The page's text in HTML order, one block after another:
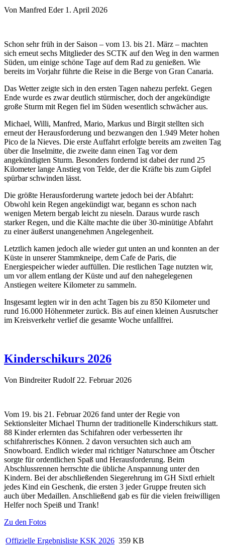
Von Manfred Eder 1. April 2026
Schon sehr früh in der Saison – vom 13. bis 21. März – machten
sich erneut sechs Mitglieder des SCTK auf den Weg in den warmen
Süden, um einige schöne Tage auf dem Rad zu genießen. Wie
bereits im Vorjahr führte die Reise in die Berge von Gran Canaria.
Das Wetter zeigte sich in den ersten Tagen nahezu perfekt. Gegen
Ende wurde es zwar deutlich stürmischer, doch der angekündigte
große Sturm mit Regen fiel im Süden wesentlich schwächer aus.
Michael, Willi, Manfred, Mario, Markus und Birgit stellten sich
erneut der Herausforderung und bezwangen den 1.949 Meter hohen
Pico de la Nieves. Die erste Auffahrt erfolgte bereits am zweiten Tag
über die Inselmitte, die zweite dann einen Tag vor dem
angekündigten Sturm. Besonders fordernd ist dabei der rund 25
Kilometer lange Anstieg von Telde, der die Kräfte bis zum Gipfel
spürbar schwinden lässt.
Die größte Herausforderung wartete jedoch bei der Abfahrt:
Obwohl kein Regen angekündigt war, begann es schon nach
wenigen Metern bergab leicht zu nieseln. Daraus wurde rasch
starker Regen, und die Kälte machte die über 30-minütige Abfahrt
zu einer äußerst unangenehmen Angelegenheit.
Letztlich kamen jedoch alle wieder gut unten an und konnten an der
Küste in unserer Stammkneipe, dem Cafe de Paris, die
Energiespeicher wieder auffüllen. Die restlichen Tage nutzten wir,
um vor allem entlang der Küste und auf den nahegelegenen
Anstiegen weitere Kilometer zu sammeln.
Insgesamt legten wir in den acht Tagen bis zu 850 Kilometer und
rund 16.000 Höhenmeter zurück. Bis auf einen kleinen Ausrutscher
im Kreisverkehr verlief die gesamte Woche unfallfrei.
Kinderschikurs 2026
Von Bindreiter Rudolf 22. Februar 2026
Vom 19. bis 21. Februar 2026 fand unter der Regie von
Sektionsleiter Michael Thurnn der traditionelle Kinderschikurs statt.
88 Kinder erlernten das Schifahren oder verbesserten ihr
schifahrerisches Können. 2 davon versuchten sich auch am
Snowboard. Endlich wieder mal richtiger Naturschnee am Ötscher
sorgte für ordentlichen Spaß und Herausforderung. Beim
Abschlussrennen herrschte die übliche Anspannung unter den
Kindern. Bei der abschließenden Siegerehrung im GH Sixtl erhielt
jedes Kind ein Geschenk, die ersten 3 jeder Gruppe freuten sich
auch über Medaillen. Anschließend gab es für die vielen freiwilligen
Helfer noch Speiß und Trank!
Zu den Fotos
Offizielle Ergebnisliste KSK 2026 359 KB